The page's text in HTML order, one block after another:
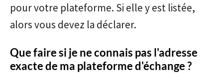
pour votre plateforme. Si elle y est listée,
alors vous devez la déclarer.
Que faire si je ne connais pas l'adresse
exacte de ma plateforme d'échange ?